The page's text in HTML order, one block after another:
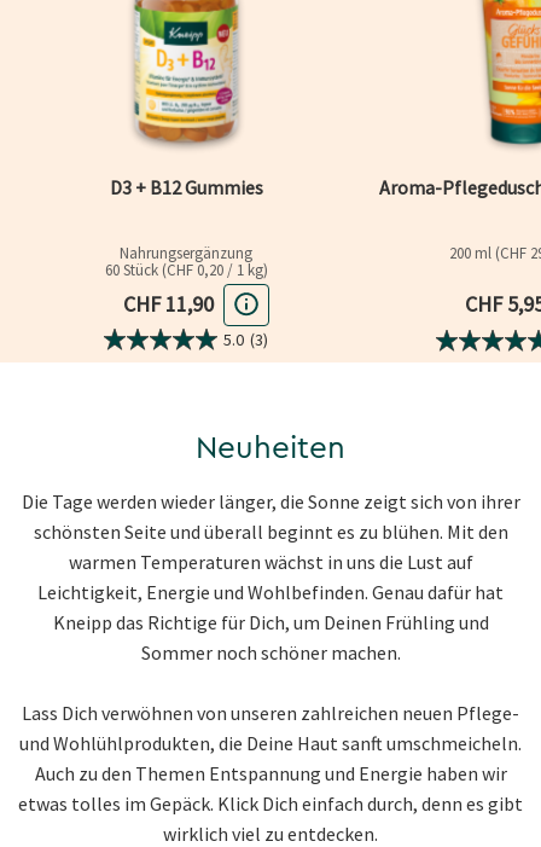
D3 + B12 Gummies
Nahrungsergänzung
60 Stück (CHF 0,20 / 1 kg)
Aktueller Preis
CHF 11,90
5.0 (3)
Aroma-
200 ml (CHF
CHF
Neuheiten
Die Tage werden wieder länger, die Sonne zeigt sich von ihrer
schönsten Seite und überall beginnt es zu blühen. Mit den
warmen Temperaturen wächst in uns die Lust auf
Leichtigkeit, Energie und Wohlbefinden. Genau dafür hat
Kneipp das Richtige für Dich, um Deinen Frühling und
Sommer noch schöner machen.
Lass Dich verwöhnen von unseren zahlreichen neuen Pflege-
und Wohlühlprodukten, die Deine Haut sanft umschmeicheln.
Auch zu den Themen Entspannung und Energie haben wir
etwas tolles im Gepäck. Klick Dich einfach durch, denn es gibt
wirklich viel zu entdecken.